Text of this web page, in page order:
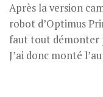
Après la version
robot d’Optimus
faut tout démonter
J’ai donc monté